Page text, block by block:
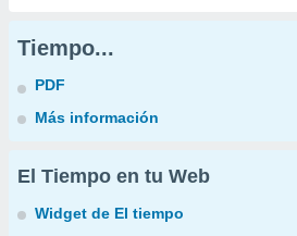
Tiempo...
PDF
Más información
El Tiempo en tu Web
Widget de El tiempo